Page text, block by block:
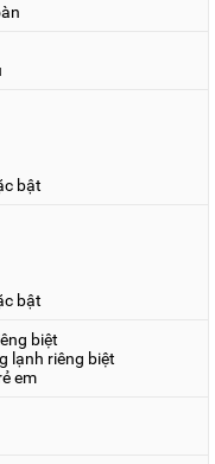
vi khuẩn mang lại
mùi cho nước.
bật
bật
biệt
lạnh riêng biệt
em